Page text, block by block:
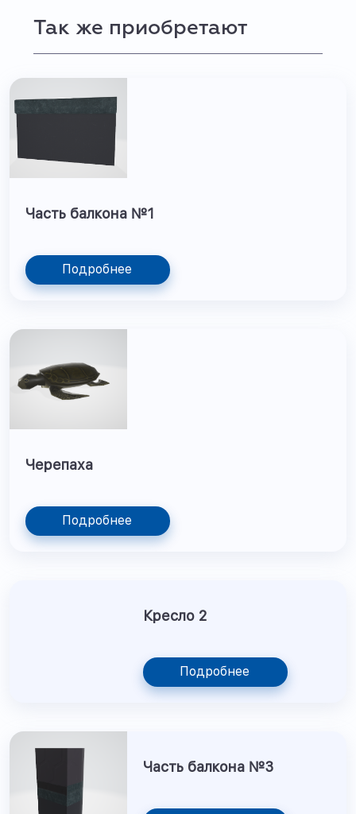
Так же приобретают
Часть балкона №1
Подробнее
Черепаха
Подробнее
Кресло 2
Подробнее
Часть балкона №3